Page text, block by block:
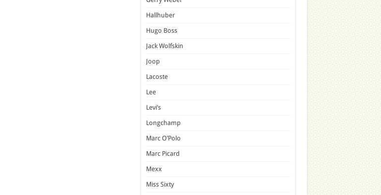
Hallhuber
Hugo Boss
Jack Wolfskin
Joop
Lacoste
Lee
Levi’s
Longchamp
Marc O’Polo
Marc Picard
Mexx
Miss Sixty